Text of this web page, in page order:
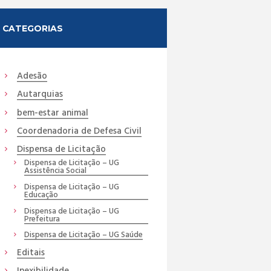
CATEGORIAS
Adesão
Autarquias
bem-estar animal
Coordenadoria de Defesa Civil
Dispensa de Licitação
Dispensa de Licitação – UG
Assistência Social
Dispensa de Licitação – UG
Educação
Dispensa de Licitação – UG
Prefeitura
Dispensa de Licitação – UG Saúde
Editais